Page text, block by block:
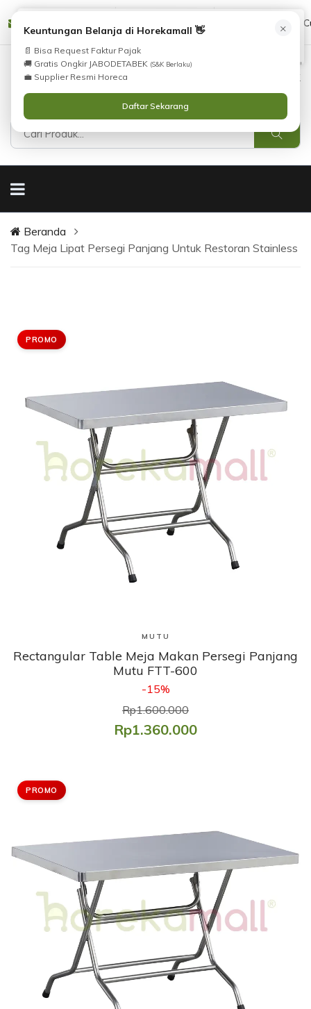
(021) 38783380 08551688000
Masuk
×
Keuntungan Belanja di Horekamall 👋
📄 Bisa Request Faktur Pajak
🚚 Gratis Ongkir JABODETABEK (S&K Berlaku)
💼 Supplier Resmi Horeca
Daftar Sekarang
Beranda
Tag Meja Lipat Persegi Panjang Untuk Restoran Stainless
PROMO
Lihat Produk
MUTU
Rectangular Table Meja Makan Persegi Panjang
Mutu FTT-600
-15%
Rp1.600.000
Rp1.360.000
PROMO
i
Silahkan lihatKatalog
Hubungi Kami